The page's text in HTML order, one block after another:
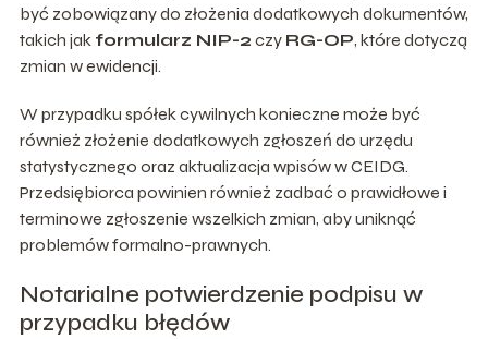
być zobowiązany do złożenia dodatkowych dokumentów,
takich jak formularz NIP-2 czy RG-OP, które dotyczą
zmian w ewidencji.
W przypadku spółek cywilnych konieczne może być
również złożenie dodatkowych zgłoszeń do urzędu
statystycznego oraz aktualizacja wpisów w CEIDG.
Przedsiębiorca powinien również zadbać o prawidłowe i
terminowe zgłoszenie wszelkich zmian, aby uniknąć
problemów formalno-prawnych.
Notarialne potwierdzenie podpisu w
przypadku błędów